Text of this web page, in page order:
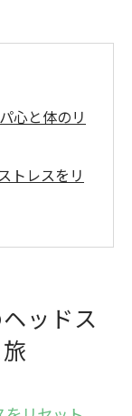
心と体のリ
トレスをリ
する感覚を
ション効
たらす心身
ッドス